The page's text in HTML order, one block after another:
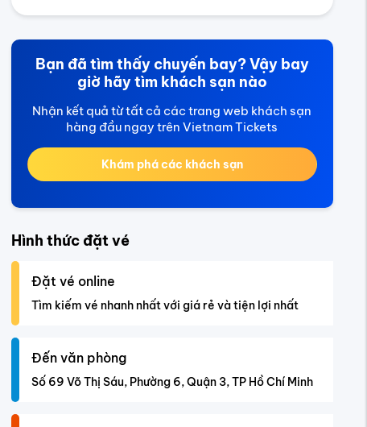
Bạn đã tìm thấy chuyến bay? Vậy bay
giờ hãy tìm khách sạn nào
Nhận kết quả từ tất cả các trang web khách sạn
hàng đầu ngay trên Vietnam Tickets
Khám phá các khách sạn
Hình thức đặt vé
Đặt vé online
Tìm kiếm vé nhanh nhất với giá rẻ và tiện lợi nhất
Đến văn phòng
Số 69 Võ Thị Sáu, Phường 6, Quận 3, TP Hồ Chí Minh